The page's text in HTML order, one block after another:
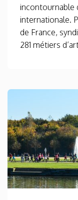
incontournable
internationale.
de France,
281 métiers